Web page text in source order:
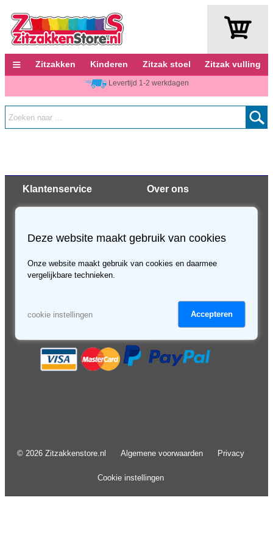
≡ Zitzakken Kinderen Zitzak stoel Zitzak vulling
Levertijd 1-2 werkdagen
Klantenservice
Veilig betalen
Over ons
Privacy
Disclaimer
© 2026 Zitzakkenstore.nl Algemene voorwaarden Privacy
Cookie instellingen
Deze website maakt gebruik van cookies
Onze website maakt gebruik van cookies en daarmee
vergelijkbare technieken.
cookie instellingen Accepteren